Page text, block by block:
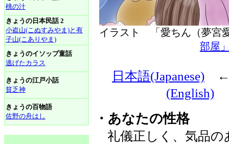
桃の汁
きょうの日本民話 2
小盗山(こぬすみやま)と有
子山(こありやま)
きょうのイソップ童話
逃げたカラス
きょうの江戸小話
貧乏神
きょうの百物語
佐野の舟はし
イラスト 「愛ちん（夢
部屋
日本語(Japanese)
(English)
・あなたの性格
礼儀正しく、気品の